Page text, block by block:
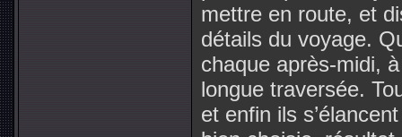
mettre en route, et
détails du voyage.
chaque après-midi,
longue traversée.
et enfin ils